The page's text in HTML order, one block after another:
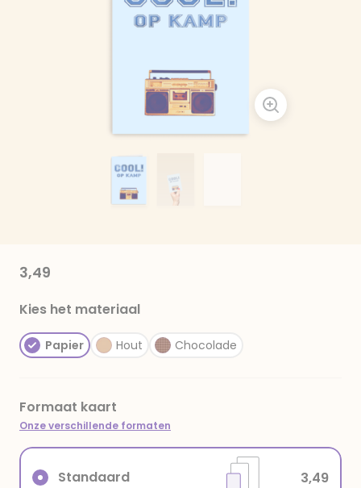
3,49
Kies het materiaal
Papier Hout Chocolade
Formaat kaart
Onze verschillende formaten
Standaard 3,49